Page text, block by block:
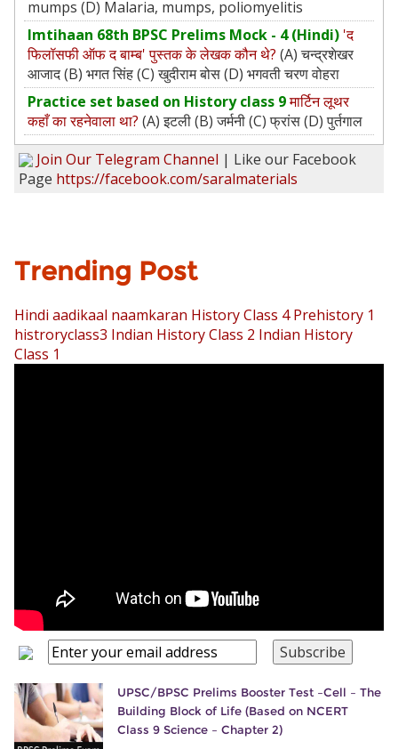
mumps (D) Malaria, mumps, poliomyelitis
Imtihaan 68th BPSC Prelims Mock - 4 (Hindi) 'द
फिलॉसफी ऑफ द बाम्ब' पुस्तक के लेखक कौन थे? (A) चन्द्रशेखर
आजाद (B) भगत सिंह (C) खुदीराम बोस (D) भगवती चरण वोहरा
Practice set based on History class 9मार्टिन लूथर
कहाँ का रहनेवाला था? (A) इटली (B) जर्मनी (C) फ्रांस (D) पुर्तगाल
Join Our Telegram Channel | Like our Facebook
Page https://facebook.com/saralmaterials
Trending Post
Hindi aadikaal naamkaran History Class 4 Prehistory 1
histroryclass3 Indian History Class 2 Indian History
Class 1
UPSC/BPSC Prelims Booster Test –Cell – The
Building Block of Life (Based on NCERT
Class 9 Science – Chapter 2)